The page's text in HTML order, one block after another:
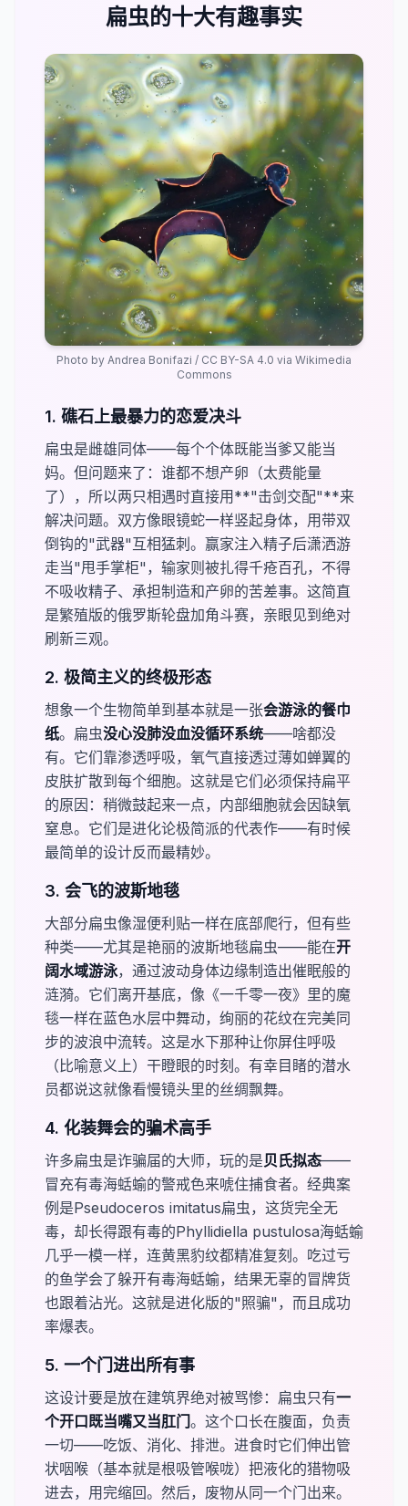
扁虫的十大有趣事实
Photo by Andrea Bonifazi / CC BY-SA 4.0 via Wikimedia
Commons
1. 礁石上最暴力的恋爱决斗
扁虫是雌雄同体——每个个体既能当爹又能当
妈。但问题来了：谁都不想产卵（太费能量
了），所以两只相遇时直接用​**"击剑交配"**​来
解决问题。双方像眼镜蛇一样竖起身体，用带双
倒钩的"武器"互相猛刺。赢家注入精子后潇洒游
走当"甩手掌柜"，输家则被扎得千疮百孔，不得
不吸收精子、承担制造和产卵的苦差事。这简直
是繁殖版的俄罗斯轮盘加角斗赛，亲眼见到绝对
刷新三观。
2. 极简主义的终极形态
想象一个生物简单到基本就是一张​会游泳的餐巾
纸。扁虫​​没心没肺没血没循环系统——啥都没
有。它们靠渗透呼吸，氧气直接透过薄如蝉翼的
皮肤扩散到每个细胞。这就是它们必须保持扁平
的原因：稍微鼓起来一点，内部细胞就会因缺氧
窒息。它们是进化论极简派的代表作——有时候
最简单的设计反而最精妙。
3. 会飞的波斯地毯
大部分扁虫像湿便利贴一样在底部爬行，但有些
种类——尤其是艳丽的波斯地毯扁虫——能在​​开
阔水域游泳，通过波动身体边缘制造出催眠般的
涟漪。它们离开基底，像《一千零一夜》里的魔
毯一样在蓝色水层中舞动，绚丽的花纹在完美同
步的波浪中流转。这是水下那种让你屏住呼吸
（比喻意义上）干瞪眼的时刻。有幸目睹的潜水
员都说这就像看慢镜头里的丝绸飘舞。
4. 化装舞会的骗术高手
许多扁虫是诈骗届的大师，玩的是​​贝氏拟态——
冒充有毒海蛞蝓的警戒色来唬住捕食者。经典案
例是​Pseudoceros imitatus​扁虫，这货完全无
毒，却长得跟有毒的​Phyllidiella pustulosa​海蛞蝓
几乎一模一样，连黄黑豹纹都精准复刻。吃过亏
的鱼学会了躲开有毒海蛞蝓，结果无辜的冒牌货
也跟着沾光。这就是进化版的"照骗"，而且成功
率爆表。
5. 一个门进出所有事
这设计要是放在建筑界绝对被骂惨：扁虫只有​​一
个开口既当嘴又当肛门。这个口长在腹面，负责
一切——吃饭、消化、排泄。进食时它们伸出管
状咽喉（基本就是根吸管喉咙）把液化的猎物吸
进去，用完缩回。然后，废物从同一个门出来。